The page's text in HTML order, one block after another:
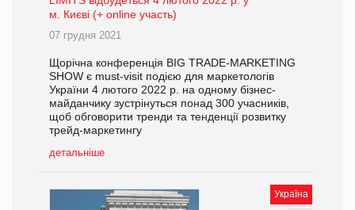
м. Києві (+ online участь)
07 грудня 2021
Щорічна конференція BIG TRADE-MARKETING
SHOW є must-visit подією для маркетологів
України 4 лютого 2022 р. на одному бізнес-
майданчику зустрінуться понад 300 учасників,
щоб обговорити тренди та тенденції розвитку
трейд-маркетингу
детальніше
Україна